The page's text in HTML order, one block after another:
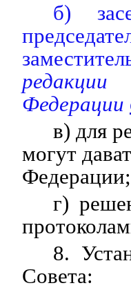
б)
Федерации
в) для
могут
Федерации;
г)
8.
Совета: